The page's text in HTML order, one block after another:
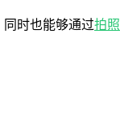
时也能够通过拍照